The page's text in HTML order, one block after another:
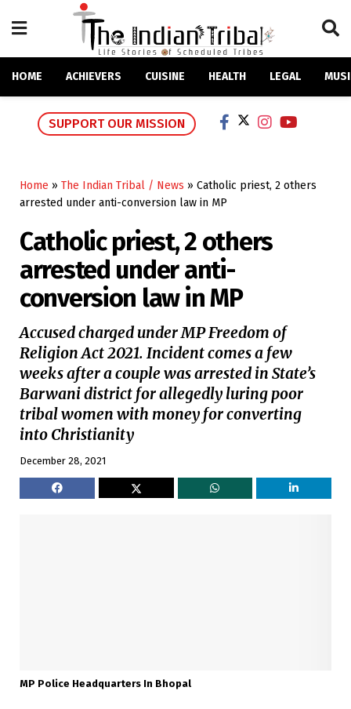
HOME ACHIEVERS CUISINE HEALTH LEGAL
SUPPORT OUR MISSION
Home » The Indian Tribal / News » Catholic priest, 2 others
arrested under anti-conversion law in MP
Catholic priest, 2 others
arrested under anti-
conversion law in MP
Accused charged under MP Freedom of
Religion Act 2021. Incident comes a few
weeks after a couple was arrested in State’s
Barwani district for allegedly luring poor
tribal women with money for converting
into Christianity
December 28, 2021
MP Police Headquarters In Bhopal